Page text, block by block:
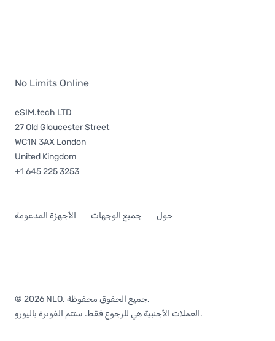
No Limits Online
eSIM.tech LTD
27 Old Gloucester Street
WC1N 3AX London
United Kingdom
+1 645 225 3253
الأجهزة المدعومة جميع الوجهات حول
© 2026 NLO. جميع الحقوق محفوظة.
العملات الأجنبية هي للرجوع فقط. ستتم الفوترة باليورو.